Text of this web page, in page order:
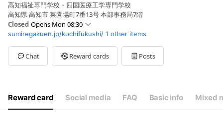
高知福祉専門学校・四国医療工学専門学校
高知県 高知市 菜園場町7番13号 本部事務局7階
Closed Opens Mon 08:30
SunClosed
Mon08:30 - 17:00
Tue08:30 - 17:00
Wed08:30 - 17:00
オープンキャンパス開催日は土日営業あり
sumiregakuen.jp/kochifukushi/ 1 other items
Chat Reward cards Posts
Reward card Social media FAQ Basic info Mixed